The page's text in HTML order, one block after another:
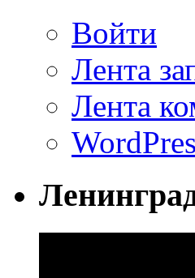
Войти
Лента
Лента